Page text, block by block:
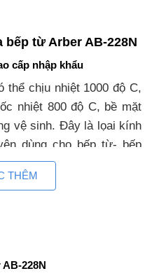
từ Arber AB-228N
cấp nhập khẩu
thể chịu nhiệt 1000 độ C,
nhiệt 800 độ C, bề mặt
vệ sinh. Đây là lọai kính
dùng cho bếp từ- bếp
Nó được làm từ chất liệu
cao cấp có tính dẫn
cao cấp
THÊM
228N